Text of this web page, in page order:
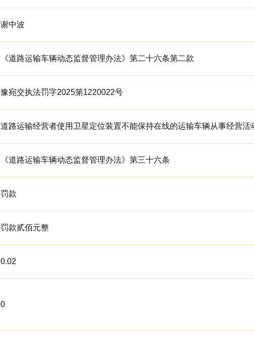
谢中波
《道路运输车辆动态监督管理办法》第二十六条第二款
豫宛交执法罚字2025第1220022号
道路运输经营者使用卫星定位装置不能保持在线的运输车辆从事经营活
《道路运输车辆动态监督管理办法》第三十六条
罚款
罚款贰佰元整
0.02
0